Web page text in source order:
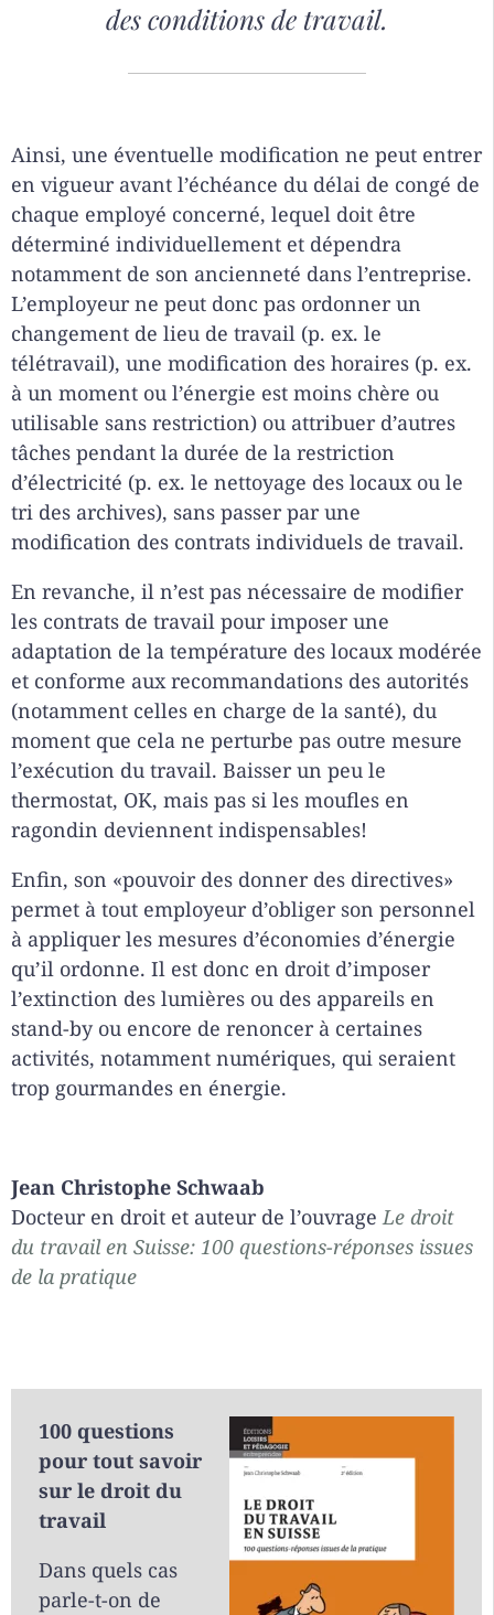
des conditions de travail.
Ainsi, une éventuelle modification ne peut entrer
en vigueur avant l’échéance du délai de congé de
chaque employé concerné, lequel doit être
déterminé individuellement et dépendra
notamment de son ancienneté dans l’entreprise.
L’employeur ne peut donc pas ordonner un
changement de lieu de travail (p. ex. le
télétravail), une modification des horaires (p. ex.
à un moment ou l’énergie est moins chère ou
utilisable sans restriction) ou attribuer d’autres
tâches pendant la durée de la restriction
d’électricité (p. ex. le nettoyage des locaux ou le
tri des archives), sans passer par une
modification des contrats individuels de travail.
En revanche, il n’est pas nécessaire de modifier
les contrats de travail pour imposer une
adaptation de la température des locaux modérée
et conforme aux recommandations des autorités
(notamment celles en charge de la santé), du
moment que cela ne perturbe pas outre mesure
l’exécution du travail. Baisser un peu le
thermostat, OK, mais pas si les moufles en
ragondin deviennent indispensables!
Enfin, son «pouvoir des donner des directives»
permet à tout employeur d’obliger son personnel
à appliquer les mesures d’économies d’énergie
qu’il ordonne. Il est donc en droit d’imposer
l’extinction des lumières ou des appareils en
stand-by ou encore de renoncer à certaines
activités, notamment numériques, qui seraient
trop gourmandes en énergie.
Jean Christophe Schwaab
Docteur en droit et auteur de l’ouvrageLe droit
du travail en Suisse: 100 questions-réponses issues
de la pratique
100 questions
pour tout savoir
sur le droit du
travail
Dans quels cas
parle-t-on de